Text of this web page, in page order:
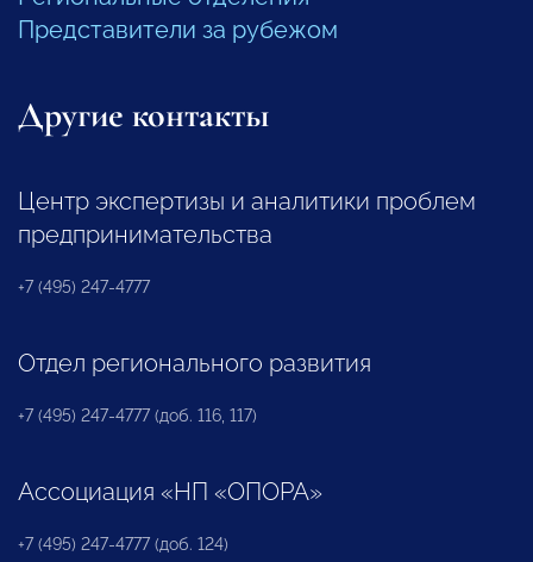
Представители за рубежом
Другие контакты
Центр экспертизы и аналитики проблем
предпринимательства
+7 (495) 247-4777
Отдел регионального развития
+7 (495) 247-4777 (доб. 116, 117)
Ассоциация «НП «ОПОРА»
+7 (495) 247-4777 (доб. 124)